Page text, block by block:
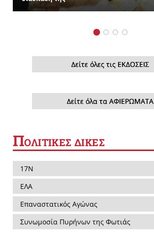
Δείτε όλες τις ΕΚΔΟΣΕΙΣ
Δείτε όλα τα ΑΦΙΕΡΩΜΑΤΑ
ΠΟΛΙΤΙΚΕΣ ΔΙΚΕΣ
17Ν
ΕΛΑ
Επαναστατικός Αγώνας
Συνωμοσία Πυρήνων της Φωτιάς